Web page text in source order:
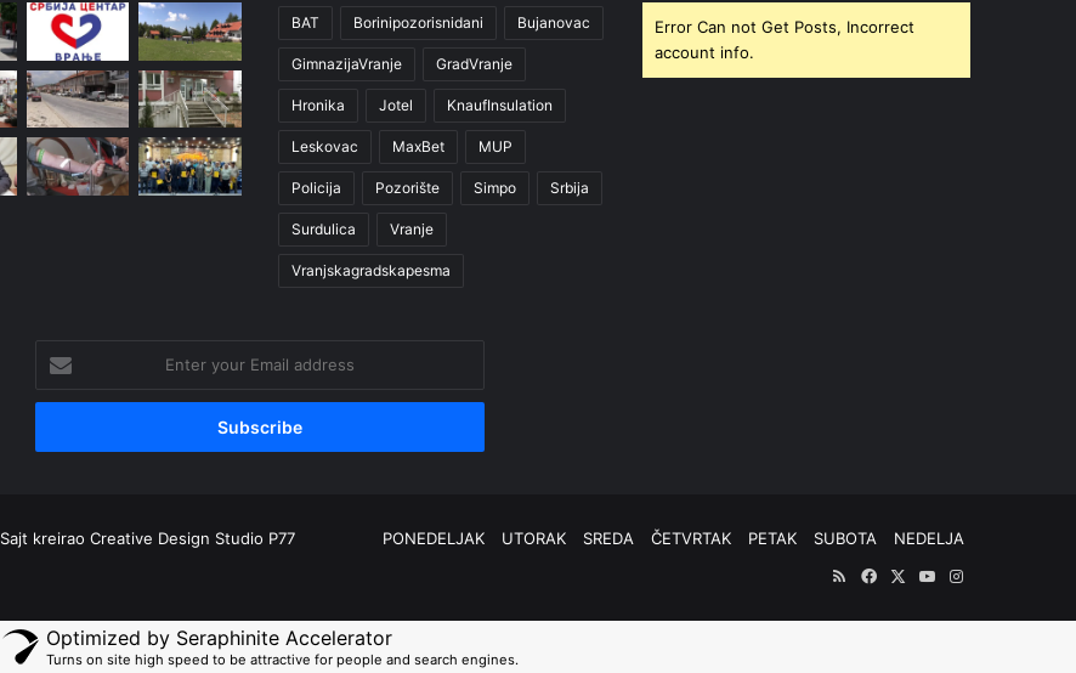
BAT Borinipozorisnidani Bujanovac
GimnazijaVranje GradVranje
Hronika Jotel KnaufInsulation
Leskovac MaxBet MUP
Policija Pozorište Simpo Srbija
Surdulica Vranje
Vranjskagradskapesma
Error Can not Get Posts, Incorrect
account info.
your
Email
Sajt kreirao Creative Design Studio P77 PONEDELJAK UTORAK SREDA ČETVRTAK PETAK SUBOTA
NEDELJA
RSSFacebook
X YouTubeInstagram
Optimized by Seraphinite Accelerator
Turns on site high speed to be attractive for people and search engines.